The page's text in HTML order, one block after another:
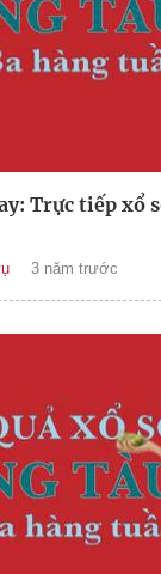
Trực tiếp xổ
3 năm trước